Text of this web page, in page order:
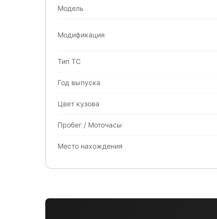
Модель
Модификация
Тип ТС
Год выпуска
Цвет кузова
Пробег / Моточасы
Место нахождения